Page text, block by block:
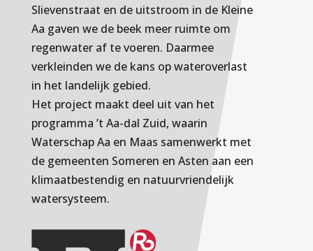
Slievenstraat en de uitstroom in de Kleine
Aa gaven we de beek meer ruimte om
regenwater af te voeren. Daarmee
verkleinden we de kans op wateroverlast
in het landelijk gebied.
Het project maakt deel uit van het
programma ’t Aa-dal Zuid, waarin
Waterschap Aa en Maas samenwerkt met
de gemeenten Someren en Asten aan een
klimaatbestendig en natuurvriendelijk
watersysteem.